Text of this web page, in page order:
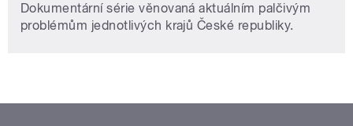
Dokumentární série věnovaná aktuálním palčivým
problémům jednotlivých krajů České republiky.